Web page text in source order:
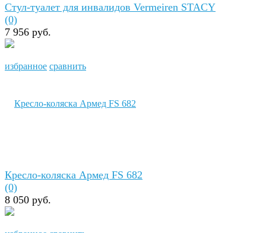
избранное сравнить
Стул-туалет для инвалидов Vermeiren STACY
(0)
7 956 руб.
Кресло-коляска Армед FS 682
(0)
8 050 руб.